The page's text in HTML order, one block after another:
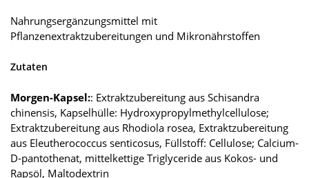
Nahrungsergänzungsmittel mit
Pflanzenextraktzubereitungen und Mikronährstoffen
Zutaten
Morgen-Kapsel:: Extraktzubereitung aus Schisandra
chinensis, Kapselhülle: Hydroxypropylmethylcellulose;
Extraktzubereitung aus Rhodiola rosea, Extraktzubereitung
aus Eleutherococcus senticosus, Füllstoff: Cellulose; Calcium-
D-pantothenat, mittelkettige Triglyceride aus Kokos- und
Rapsöl, Maltodextrin